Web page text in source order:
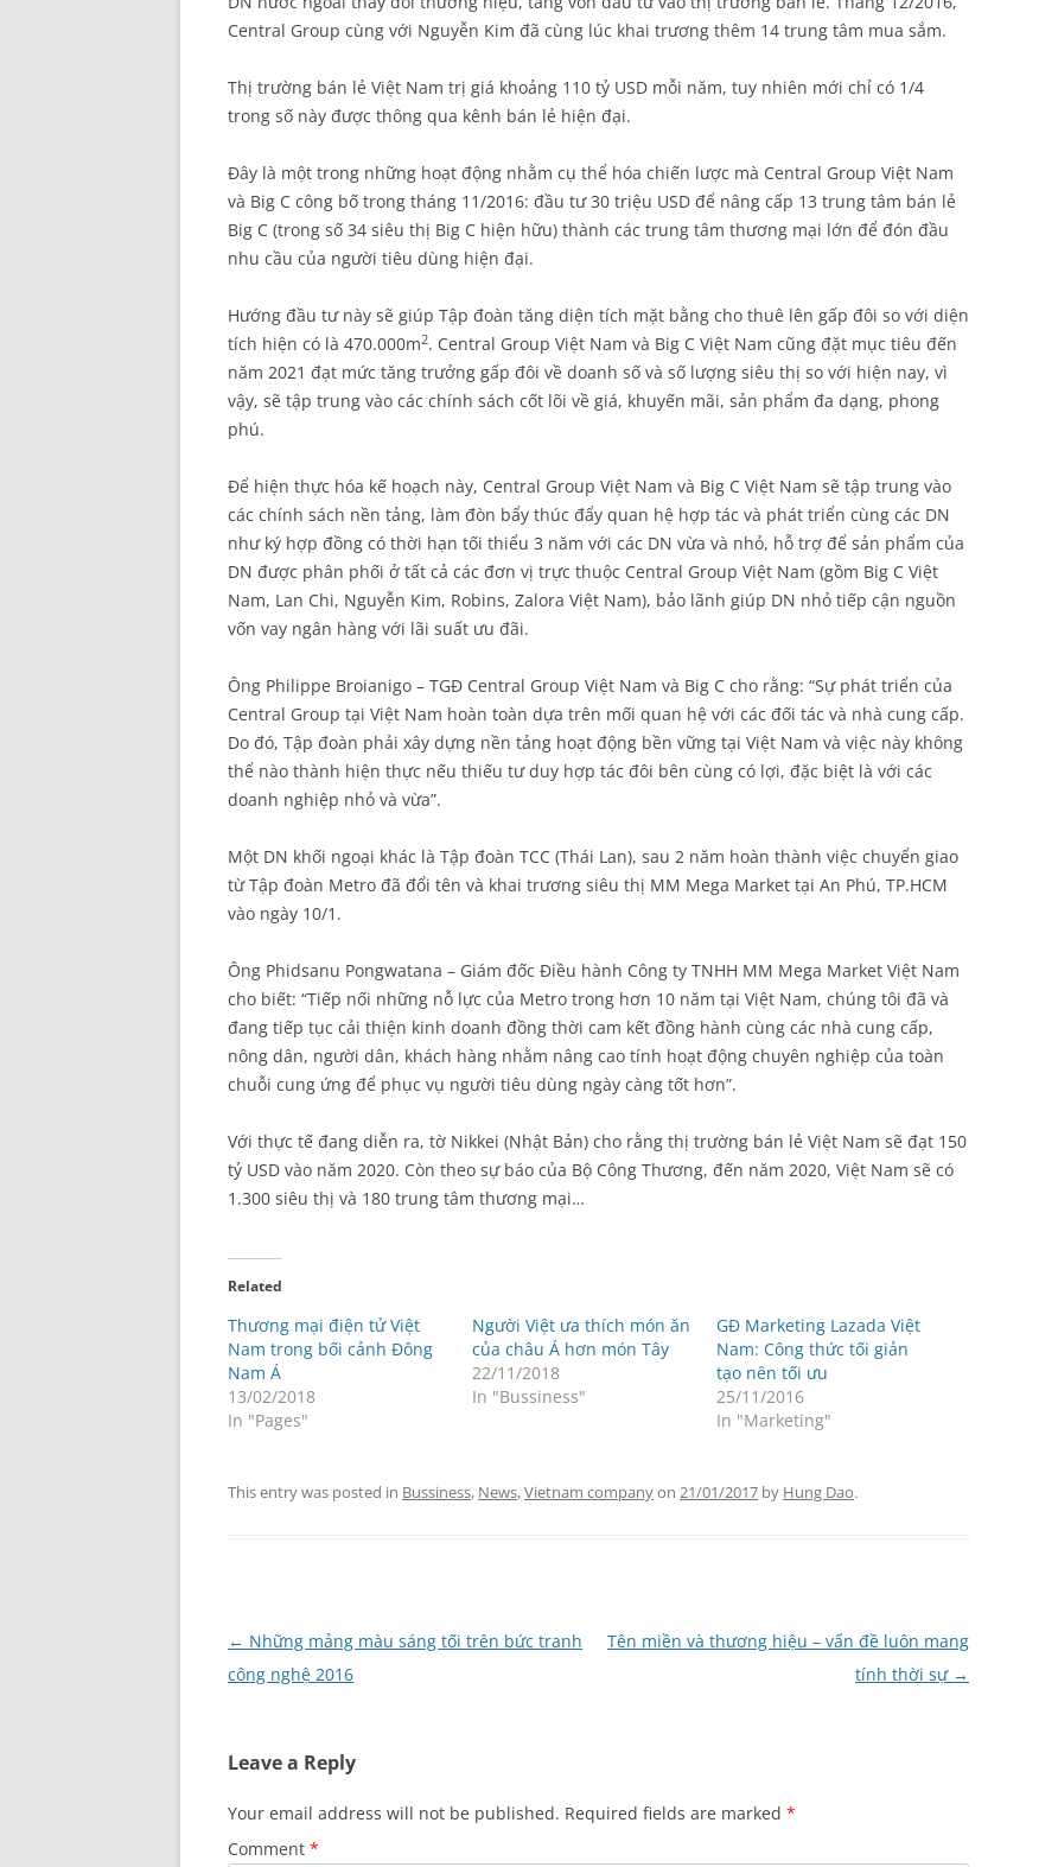
Central Group cùng với Nguyễn Kim đã cùng lúc khai trương thêm 14 trung tâm mua sắm.
Thị trường bán lẻ Việt Nam trị giá khoảng 110 tỷ USD mỗi năm, tuy nhiên mới chỉ có 1/4
trong số này được thông qua kênh bán lẻ hiện đại.
Đây là một trong những hoạt động nhằm cụ thể hóa chiến lược mà Central Group Việt Nam
và Big C công bố trong tháng 11/2016: đầu tư 30 triệu USD để nâng cấp 13 trung tâm bán lẻ
Big C (trong số 34 siêu thị Big C hiện hữu) thành các trung tâm thương mại lớn để đón đầu
nhu cầu của người tiêu dùng hiện đại.
Hướng đầu tư này sẽ giúp Tập đoàn tăng diện tích mặt bằng cho thuê lên gấp đôi so với diện
tích hiện có là 470.000m2. Central Group Việt Nam và Big C Việt Nam cũng đặt mục tiêu đến
năm 2021 đạt mức tăng trưởng gấp đôi về doanh số và số lượng siêu thị so với hiện nay, vì
vậy, sẽ tập trung vào các chính sách cốt lõi về giá, khuyến mãi, sản phẩm đa dạng, phong
phú.
Để hiện thực hóa kế hoạch này, Central Group Việt Nam và Big C Việt Nam sẽ tập trung vào
các chính sách nền tảng, làm đòn bẩy thúc đẩy quan hệ hợp tác và phát triển cùng các DN
như ký hợp đồng có thời hạn tối thiểu 3 năm với các DN vừa và nhỏ, hỗ trợ để sản phẩm của
DN được phân phối ở tất cả các đơn vị trực thuộc Central Group Việt Nam (gồm Big C Việt
Nam, Lan Chi, Nguyễn Kim, Robins, Zalora Việt Nam), bảo lãnh giúp DN nhỏ tiếp cận nguồn
vốn vay ngân hàng với lãi suất ưu đãi.
Ông Philippe Broianigo – TGĐ Central Group Việt Nam và Big C cho rằng: “Sự phát triển của
Central Group tại Việt Nam hoàn toàn dựa trên mối quan hệ với các đối tác và nhà cung cấp.
Do đó, Tập đoàn phải xây dựng nền tảng hoạt động bền vững tại Việt Nam và việc này không
thể nào thành hiện thực nếu thiếu tư duy hợp tác đôi bên cùng có lợi, đặc biệt là với các
doanh nghiệp nhỏ và vừa”.
Một DN khối ngoại khác là Tập đoàn TCC (Thái Lan), sau 2 năm hoàn thành việc chuyển giao
từ Tập đoàn Metro đã đổi tên và khai trương siêu thị MM Mega Market tại An Phú, TP.HCM
vào ngày 10/1.
Ông Phidsanu Pongwatana – Giám đốc Điều hành Công ty TNHH MM Mega Market Việt Nam
cho biết: “Tiếp nối những nỗ lực của Metro trong hơn 10 năm tại Việt Nam, chúng tôi đã và
đang tiếp tục cải thiện kinh doanh đồng thời cam kết đồng hành cùng các nhà cung cấp,
nông dân, người dân, khách hàng nhằm nâng cao tính hoạt động chuyên nghiệp của toàn
chuỗi cung ứng để phục vụ người tiêu dùng ngày càng tốt hơn”.
Với thực tế đang diễn ra, tờ Nikkei (Nhật Bản) cho rằng thị trường bán lẻ Việt Nam sẽ đạt 150
tỷ USD vào năm 2020. Còn theo sự báo của Bộ Công Thương, đến năm 2020, Việt Nam sẽ có
1.300 siêu thị và 180 trung tâm thương mại…
Related
Thương mại điện tử Việt
Nam trong bối cảnh Đông
Nam Á
13/02/2018
In "Pages"
Người Việt ưa thích món ăn
của châu Á hơn món Tây
22/11/2018
In "Bussiness"
GĐ Marketing Lazada Việt
Nam: Công thức tối giản
tạo nên tối ưu
25/11/2016
In "Marketing"
This entry was posted in Bussiness, News,Vietnam companyon 21/01/2017 by Hung Dao.
Post
navigation
← Những mảng màu sáng tối trên bức tranh
công nghệ 2016
Tên miền và thương hiệu – vấn đề luôn mang
tính thời sự →
Leave a Reply
Your email address will not be published. Required fields are marked *
Comment *